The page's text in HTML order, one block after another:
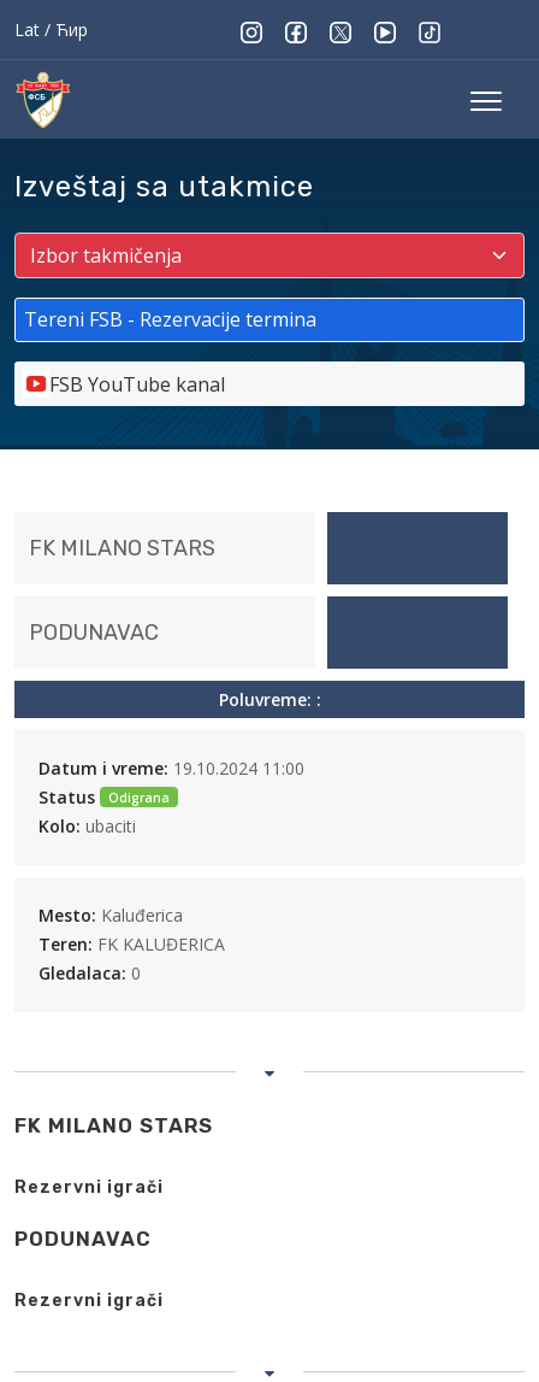
Lat / Ћир
Izveštaj sa utakmice
Tereni FSB - Rezervacije termina
FSB YouTube kanal
FK MILANO STARS
PODUNAVAC
Poluvreme: :
Datum i vreme: 19.10.2024 11:00
Status
Odigrana
Kolo: ubaciti
Mesto: Kaluđerica
Teren: FK KALUĐERICA
Gledalaca: 0
FK MILANO STARS
Rezervni igrači
PODUNAVAC
Rezervni igrači